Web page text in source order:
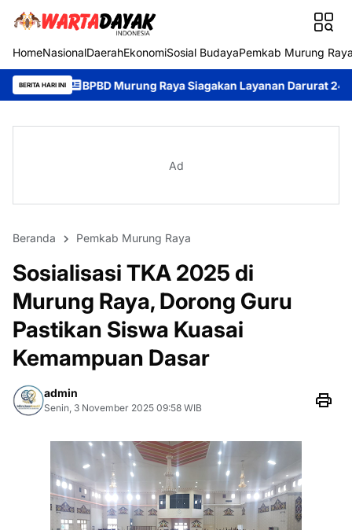
HomeNasionalDaerahEkonomiSosial BudayaPemkab Murung
BERITA HARI INI
Murung Raya Siagakan Layanan Darurat 24 Jam, Masyarakat
Ad
Beranda Pemkab Murung Raya
Sosialisasi TKA 2025 di
Murung Raya, Dorong Guru
Pastikan Siswa Kuasai
Kemampuan Dasar
admin
Senin, 3 November 2025 09:58 WIB